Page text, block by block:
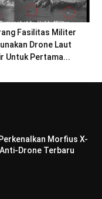
Fasilitas Militer
Drone Laut
Untuk Pertama...
Morfius X-
Drone Terbaru